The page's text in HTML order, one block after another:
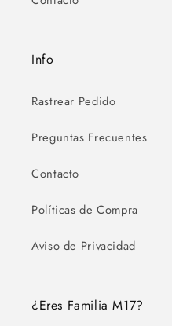
Info
Rastrear Pedido
Preguntas Frecuentes
Contacto
Políticas de Compra
Aviso de Privacidad
¿Eres Familia M17?